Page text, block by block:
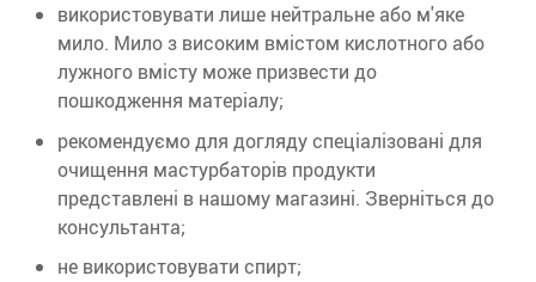
використовувати лише нейтральне або м'яке
мило. Мило з високим вмістом кислотного або
лужного вмісту може призвести до
пошкодження матеріалу;
рекомендуємо для догляду спеціалізовані для
очищення мастурбаторів продукти
представлені в нашому магазині. Зверніться до
консультанта;
не використовувати спирт;